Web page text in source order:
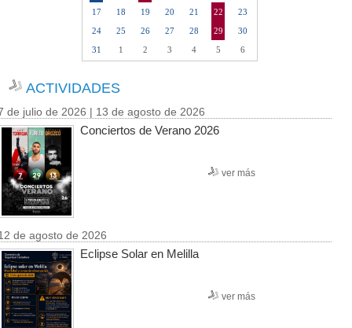
17
18 19 20 21 22
23
24
25 26 27 28 29
30
31
1 2 3 4 5 6
ACTIVIDADES
de julio de 2026 | 13 de agosto de 2026
Conciertos de Verano 2026
ver más
de agosto de 2026
Eclipse Solar en Melilla
ver más